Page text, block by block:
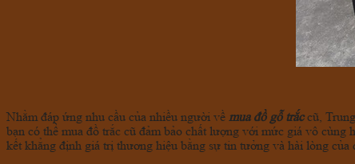
Nhằm đáp ứng nhu cầu của nhiều người về mua đồ gỗ trắccũ,
bạn có thể mua đồ trắc cũ đảm bảo chất lượng với mức giá vô
kết khẳng định giá trị thương hiệu bằng sự tin tưởng và hài lòng của